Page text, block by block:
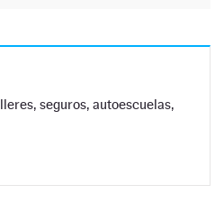
seguros, autoescuelas,